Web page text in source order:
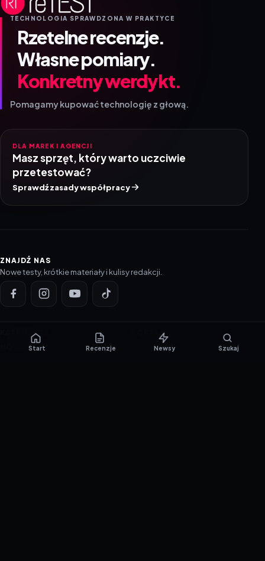
TECHNOLOGIA SPRAWDZONA W PRAKTYCE
Rzetelne recenzje.
Własne pomiary.
Konkretny werdykt.
Pomagamy kupować technologię z głową.
DLA MAREK I AGENCJI
Masz sprzęt, który warto uczciwie
przetestować?
Sprawdź zasady współpracy
ZNAJDŹ NAS
Nowe testy, krótkie materiały i kulisy redakcji.
KATEGORIE
NOWINKI
PORTAL
Informacje o ciasteczkach
Start Recenzje Newsy Szukaj